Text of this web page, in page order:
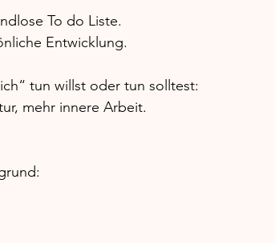
To do Liste.
Entwicklung.
tun willst oder tun solltest:
mehr innere Arbeit.